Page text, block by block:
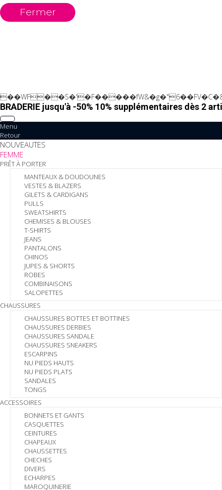
Fermer
BRADERIE jusqu'à -50% 10% supplémentaires dès 2
Menu
Retour
NOUVEAUTES
FEMME
PRÊT À PORTER
MANTEAUX & DOUDOUNES
VESTES & BLAZERS
GILETS & CARDIGANS
PULLS
SWEATSHIRTS
CHEMISES & BLOUSES
T-SHIRTS
JEANS
PANTALONS
CHINOS
JUPES & SHORTS
ROBES
COMBINAISONS
SALOPETTES
CHAUSSURES
CHAUSSURES BOTTES ET BOTTINES
CHAUSSURES DERBIES
CHAUSSURES SANDALE
CHAUSSURES SNEAKERS
ESCARPINS
NU PIEDS HAUTS
NU PIEDS PLATS
SANDALES
TONGS
ACCESSOIRES
BONNETS ET GANTS
CASQUETTES
CEINTURES
CHAPEAUX
CHAUSSETTES
CHECHES
DIVERS
ECHARPES
MAROQUINERIE